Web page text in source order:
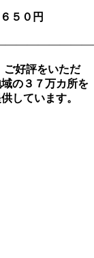
５０円
好評をいただ
の３７万カ所を
しています。